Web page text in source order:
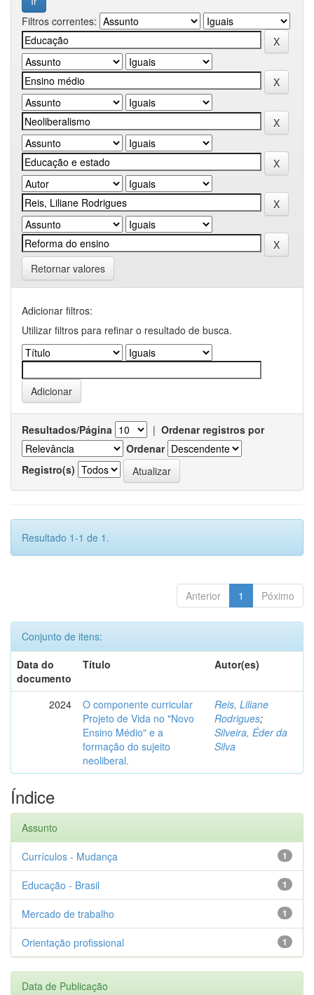
Filtros correntes:
Retornar valores
Adicionar filtros:
Utilizar filtros para refinar o resultado de busca.
Resultados/Página | Ordenar registros por
Ordenar
Registro(s)
Resultado 1-1 de 1.
Anterior 1 Póximo
Conjunto de itens:
Data do
documento
Título Autor(es)
2024
O componente curricular
Projeto de Vida no "Novo
Ensino Médio" e a
formação do sujeito
neoliberal.
Reis, Liliane
Rodrigues;
Silveira, Éder da
Silva
Índice
Assunto
1
Currículos - Mudança
1
Educação - Brasil
1
Mercado de trabalho
1
Orientação profissional
Data de Publicação